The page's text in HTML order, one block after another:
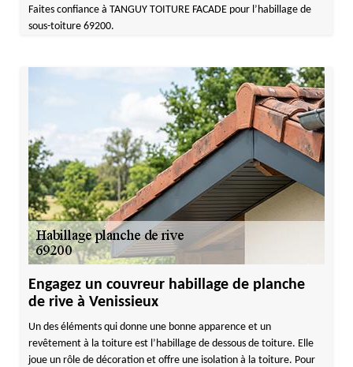
Faites confiance à TANGUY TOITURE FACADE pour l’habillage de
sous-toiture 69200.
Engagez un couvreur habillage de planche
de rive à Venissieux
Un des éléments qui donne une bonne apparence et un
revêtement à la toiture est l’habillage de dessous de toiture. Elle
joue un rôle de décoration et offre une isolation à la toiture. Pour